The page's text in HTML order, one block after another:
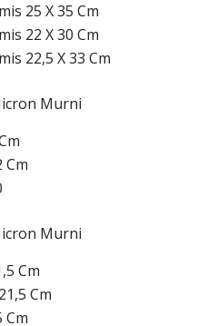
25 X 35 Cm
22 X 30 Cm
22,5 X 33 Cm
Murni
Cm
Murni
Cm
Cm
Cm